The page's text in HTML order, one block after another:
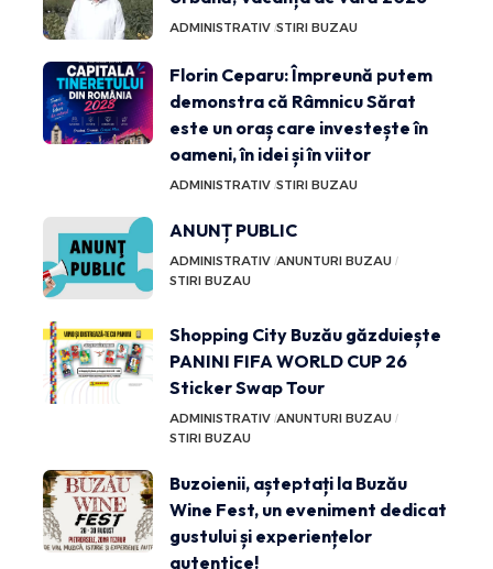
ADMINISTRATIV STIRI BUZAU
Florin Ceparu: Împreună putem
demonstra că Râmnicu Sărat
este un oraș care investește în
oameni, în idei și în viitor
ADMINISTRATIV STIRI BUZAU
ANUNȚ PUBLIC
ADMINISTRATIV ANUNTURI BUZAU
STIRI BUZAU
Shopping City Buzău găzduiește
PANINI FIFA WORLD CUP 26
Sticker Swap Tour
ADMINISTRATIV ANUNTURI BUZAU
STIRI BUZAU
Buzoienii, așteptați la Buzău
Wine Fest, un eveniment dedicat
gustului și experiențelor
autentice!